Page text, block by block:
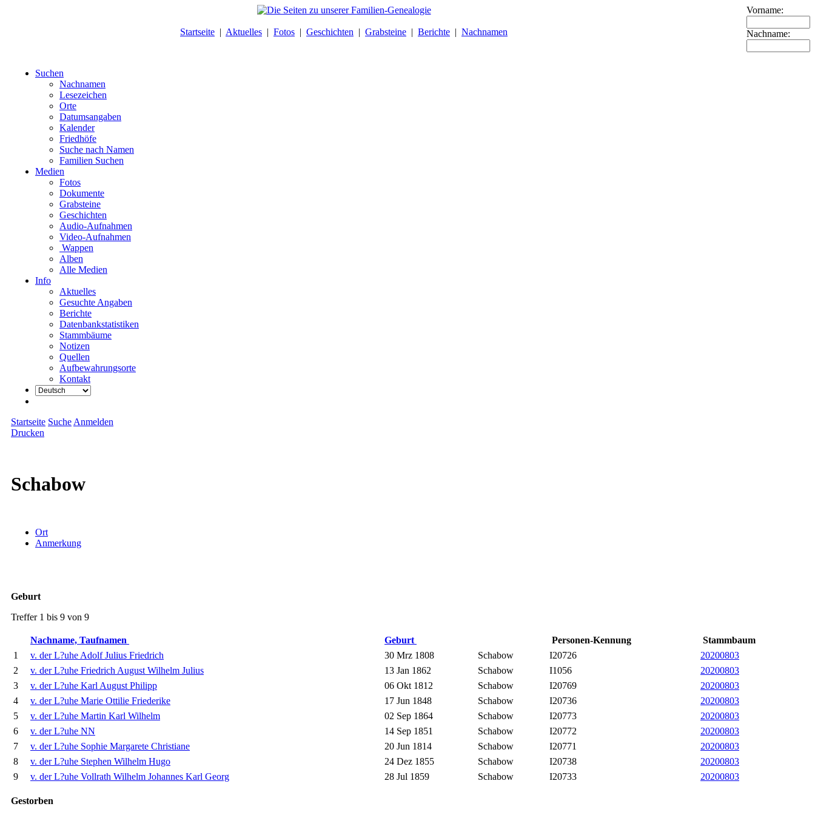
Startseite | Aktuelles | Fotos | Geschichten | Grabsteine | Berichte | Nachnamen
Vorname:
Nachname:
Suchen
Nachnamen
Lesezeichen
Orte
Datumsangaben
Kalender
Friedhöfe
Suche nach Namen
Familien Suchen
Medien
Fotos
Dokumente
Grabsteine
Geschichten
Audio-Aufnahmen
Video-Aufnahmen
Wappen
Alben
Alle Medien
Info
Aktuelles
Gesuchte Angaben
Berichte
Datenbankstatistiken
Stammbäume
Notizen
Quellen
Aufbewahrungsorte
Kontakt
Startseite Suche Anmelden
Drucken
Schabow
Ort
Anmerkung
Geburt
Treffer 1 bis 9 von 9
Nachname, Taufnamen Geburt Personen-Kennung
Stammbaum
1
v. der L?uhe Adolf Julius Friedrich 30 Mrz 1808 Schabow I20726
20200803
2
v. der L?uhe Friedrich August Wilhelm Julius 13 Jan 1862 Schabow I1056
20200803
3
v. der L?uhe Karl August Philipp 06 Okt 1812 Schabow I20769
20200803
4
v. der L?uhe Marie Ottilie Friederike 17 Jun 1848 Schabow I20736
20200803
5
v. der L?uhe Martin Karl Wilhelm 02 Sep 1864 Schabow I20773
20200803
6
v. der L?uhe NN 14 Sep 1851 Schabow I20772
20200803
7
v. der L?uhe Sophie Margarete Christiane 20 Jun 1814 Schabow I20771
20200803
8
v. der L?uhe Stephen Wilhelm Hugo 24 Dez 1855 Schabow I20738
20200803
9
v. der L?uhe Vollrath Wilhelm Johannes Karl Georg 28 Jul 1859 Schabow I20733 20200803
Gestorben